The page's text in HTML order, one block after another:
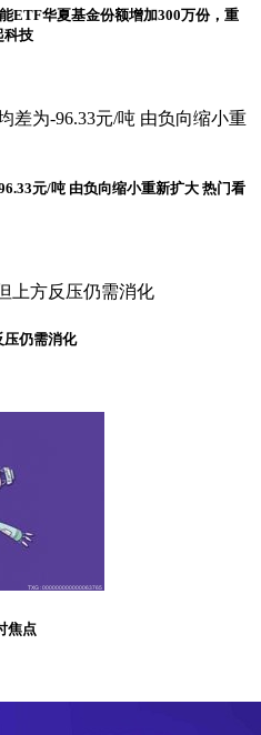
ETF华夏基金份额增加300万份，重
科技
元/吨 由负向缩小重新扩大 热门看
压仍需消化
焦点